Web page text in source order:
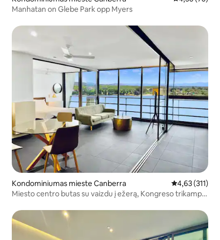
Manhatan on Glebe Park opp Myers
Kondominiumas mieste Canberra Vidutinis
4,63 (311)
Miesto centro butas su vaizdu į ežerą, Kongreso trikampio